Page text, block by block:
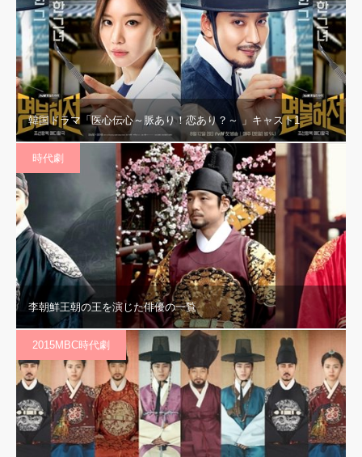
韓国ドラマ「医心伝心～脈あり！恋あり？～ 」キャスト1
時代劇
李朝鮮王朝の王を演じた俳優の一覧
2015MBC時代劇